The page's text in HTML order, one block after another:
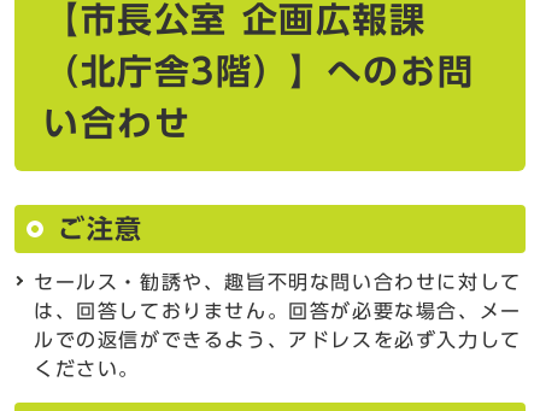
【市長公室 企画広報課
（北庁舎3階）】へのお問
い合わせ
ご注意
セールス・勧誘や、趣旨不明な問い合わせに対して
は、回答しておりません。回答が必要な場合、メー
ルでの返信ができるよう、アドレスを必ず入力して
ください。